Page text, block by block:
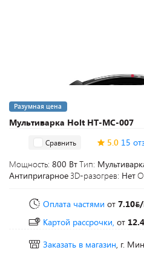
Мультиварка Holt HT-MC-007
Разумная цена
Сравнить 5.0 15
Мощность: 800 ВтТип:
Антипригарное3D-разогрев: Нет
Оплата частями от 7.10
Картой рассрочки, от
Заказать в магазин, г.